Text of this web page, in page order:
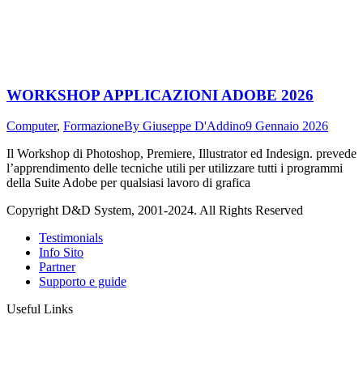
WORKSHOP APPLICAZIONI ADOBE 2026
Computer, FormazioneBy Giuseppe D'Addino9 Gennaio 2026
Il Workshop di Photoshop, Premiere, Illustrator ed Indesign. prevede
l’apprendimento delle tecniche utili per utilizzare tutti i programmi
della Suite Adobe per qualsiasi lavoro di grafica
Copyright D&D System, 2001-2024. All Rights Reserved
Testimonials
Info Sito
Partner
Supporto e guide
Useful Links